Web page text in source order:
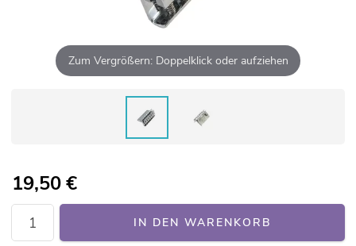
Zum Vergrößern: Doppelklick oder aufziehen
19,50€
IN DEN WARENKORB